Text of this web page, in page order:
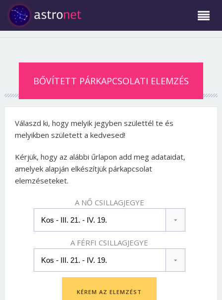
BŐVÍTETT PÁRKAPCSOLATI ELEMZÉS
Válaszd ki, hogy melyik jegyben születtél te és
melyikben született a kedvesed!
Kérjük, hogy az alábbi űrlapon add meg adataidat,
amelyek alapján elkészítjük párkapcsolat
elemzéseteket.
A NŐ CSILLAGJEGYE
A FÉRFI CSILLAGJEGYE
KÉREM AZ ELEMZÉST